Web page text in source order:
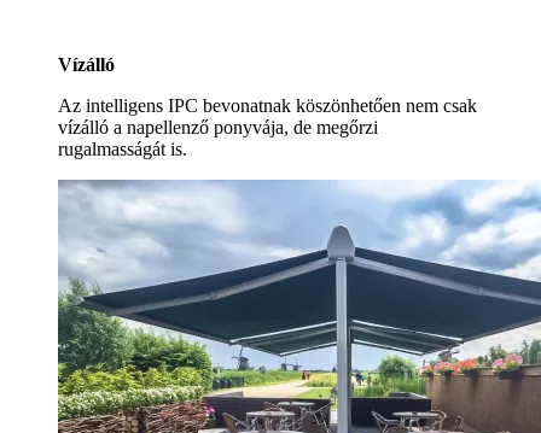
Vízálló
Az intelligens IPC bevonatnak köszönhetően nem csak
vízálló a napellenző ponyvája, de megőrzi
rugalmasságát is.